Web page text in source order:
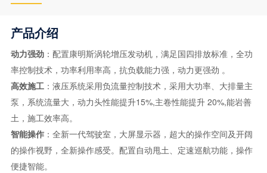
产品介绍
动力强劲：配置康明斯涡轮增压发动机，满足国四排放标准，全功
率控制技术，功率利用率高，抗负载能力强，动力更强劲 。
高效施工：液压系统采用负流量控制技术，采用大功率、大排量主
泵，系统流量大，动力头性能提升15%,主卷性能提升 20%,能岩善
土，施工效率高。
智能操作：全新一代驾驶室，大屏显示器，超大的操作空间及开阔
的操作视野，全新操作感受。配置自动甩土、定速巡航功能，操作
便捷智能。